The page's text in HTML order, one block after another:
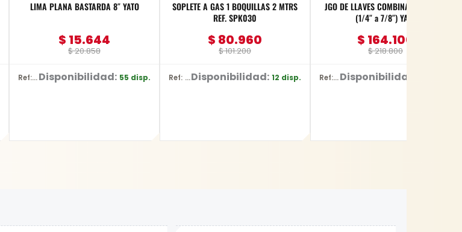
LIMA PLANA BASTARDA 8″ YATO
$20.858
$ 15.644
Ref: YT-62229Disponibilidad: 55 disp.
SOPLETE A GAS 1 BOQUILLAS 2 MTRS
REF. SPK030
$101.200
$ 80.960
Ref: SPK030Disponibilidad: 12 disp.
JGO DE LLAVES COMBINADAS 11 PZS
(1/4″ a 7/8″) YATO
$218.800
$ 164.100
Ref: YT-48851Disponibilidad: